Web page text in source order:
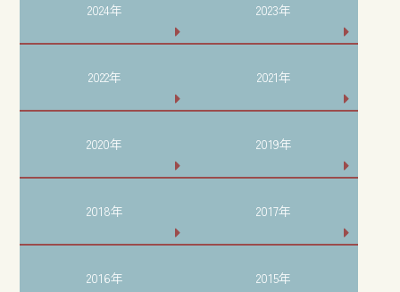
2024年 2023年
2022年 2021年
2020年 2019年
2018年 2017年
2016年 2015年